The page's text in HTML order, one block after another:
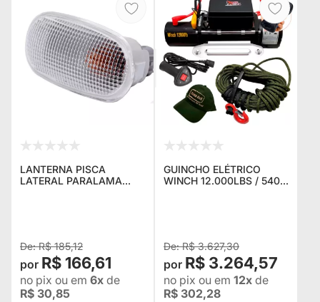
LANTERNA PISCA
LATERAL PARALAMA
R$ 185,12
R$ 166,61
no pix ou em 6x de
R$ 30,85
GUINCHO ELÉTRICO
WINCH 12.000LBS / 5400
R$ 3.627,30
R$ 3.264,57
no pix ou em 12x de
R$ 302,28